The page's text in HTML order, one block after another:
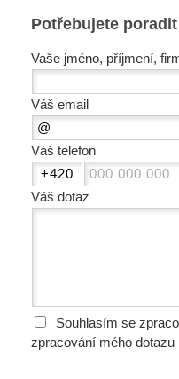
Potřebujete
Vaše jméno, příjmení,
Váš email
Váš telefon
Váš dotaz
Souhlasím se
zpracování mého dotazu